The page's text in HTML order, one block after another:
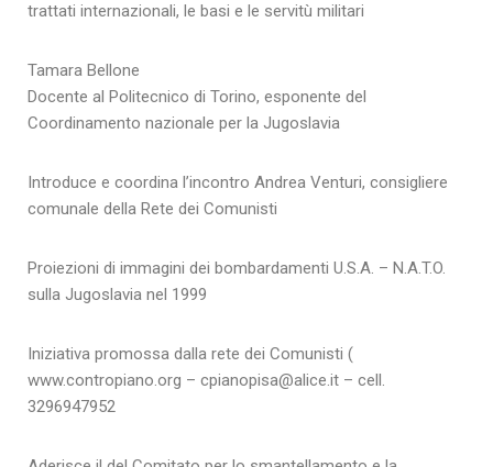
trattati internazionali, le basi e le servitù militari
Tamara Bellone
Docente al Politecnico di Torino, esponente del
Coordinamento nazionale per la Jugoslavia
Introduce e coordina l’incontro Andrea Venturi, consigliere
comunale della Rete dei Comunisti
Proiezioni di immagini dei bombardamenti U.S.A. – N.A.T.O.
sulla Jugoslavia nel 1999
Iniziativa promossa dalla rete dei Comunisti (
www.contropiano.org – cpianopisa@alice.it – cell.
3296947952